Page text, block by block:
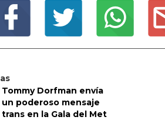
Tommy Dorfman envía
un poderoso mensaje
trans en la Gala del Met